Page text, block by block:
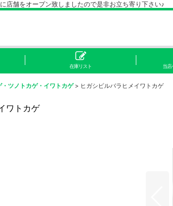
ープン致しましたので是非お立ち寄り下さい♪
在庫リスト 当
・ツノトカゲ・イワトカゲ > ヒガシピルバラヒメイワトカゲ
ワトカゲ